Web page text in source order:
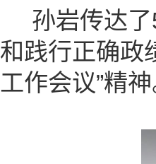
孙岩传达了
和践行正确政
工作会议”精神